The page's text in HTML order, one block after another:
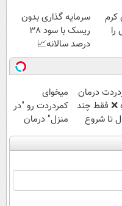
فوق‌العاده)
کرم
را
سرمایه گذاری بدون
ریسک با سود 38
درصد سالانه📈
درمان
❌ فقط چند
تا شروع
فاصله‌
میخوای
کمردردت رو "در
منزل" درمان
کنی؟ (◂فیلم +
◂پرسش‌نامه)